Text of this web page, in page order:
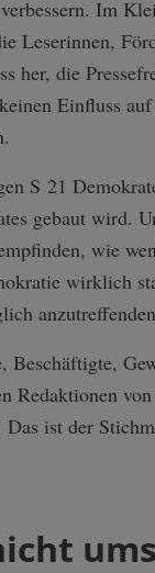
Im
Leserinnen,
her, die
Einfluss
S 21
gebaut wird.
wie
wirklich
Redaktionen
ist der